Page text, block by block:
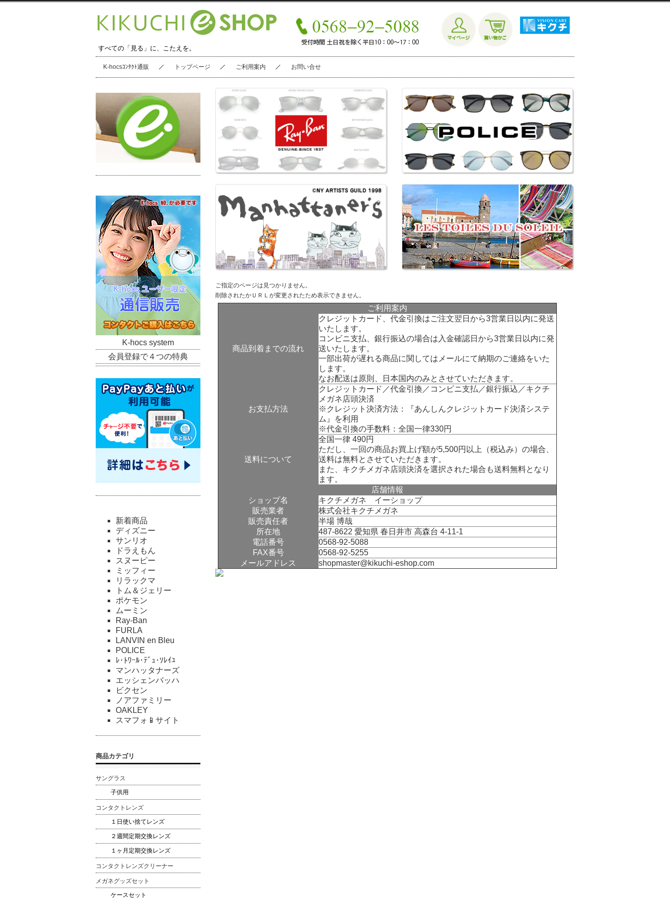
すべての「見る」に、こたえを。
K-hocsｺﾝﾀｸﾄ通販 トップページ ご利用案内 お問い合せ
ご指定のページは見つかりません。
削除されたかＵＲＬが変更されたため表示できません。
ご利用案内
商品到着までの流れ
クレジットカード、代金引換はご注文翌日から3営業日以内に発送
いたします。
コンビニ支払、銀行振込の場合は入金確認日から3営業日以内に発
送いたします。
一部出荷が遅れる商品に関してはメールにて納期のご連絡をいた
します。
なお配送は原則、日本国内のみとさせていただきます。
お支払方法
クレジットカード／代金引換／コンビニ支払／銀行振込／キクチ
メガネ店頭決済
※クレジット決済方法：『あんしんクレジットカード決済システ
ム 』を利用
※代金引換の手数料：全国一律330円
送料について
全国一律 490円
ただし、一回の商品お買上げ額が5,500円以上（税込み）の場合、
送料は無料とさせていただきます。
また、キクチメガネ店頭決済を選択された場合も送料無料となり
ます。
店舗情報
ショップ名
キクチメガネ イーショップ
販売業者
株式会社キクチメガネ
販売責任者
半場 博哉
所在地
487-8622 愛知県 春日井市 高森台 4‐11‐1
電話番号
0568-92-5088
FAX番号
0568-92-5255
メールアドレス
shopmaster@kikuchi-eshop.com
K-hocs system
会員登録で４つの特典
新着商品
ディズニー
サンリオ
ドラえもん
スヌーピー
ミッフィー
リラックマ
トム＆ジェリー
ポケモン
ムーミン
Ray-Ban
FURLA
LANVIN en Bleu
POLICE
ﾚ･ﾄﾜｰﾙ･ﾃﾞｭ･ｿﾚｲﾕ
マンハッタナーズ
エッシェンバッハ
ビクセン
ノアファミリー
OAKLEY
スマフォ📱サイト
商品カテゴリ
サングラス
子供用
コンタクトレンズ
１日使い捨てレンズ
２週間定期交換レンズ
１ヶ月定期交換レンズ
コンタクトレンズクリーナー
メガネグッズセット
ケースセット